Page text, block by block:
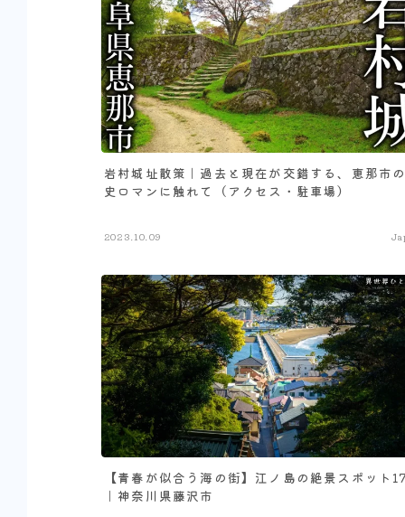
岩村城址散策｜過去と現在が交錯する、恵那市
史ロマンに触れて（アクセス・駐車場）
2023.10.09
【青春が似合う海の街】江ノ島の絶景スポット
｜神奈川県藤沢市